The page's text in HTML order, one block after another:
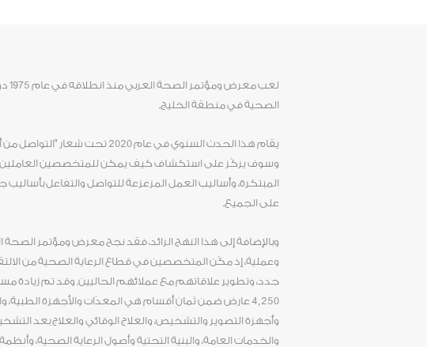
الصحية في منطقة الخليج.
يقام هذا الحدث السنوي في عام 2020
وسوف يركّز على استكشاف كيف يمكن للمتخصصين العاملين
المبتكرة، وأساليب العمل المزعزعة للتواصل والتفاعل
على الجميع.
وبالإضافة إلى هذا النهج الرائد، فقد نجح معرض ومؤتمر
وعملية، إذ مكّن المتخصصين في قطاع الرعاية الصحية من
جدد، وتطوير علاقاتهم مع عملائهم الحاليين. وقد تم زيادة
4,250 عارض ضمن ثمانِ أقسام هي المعدّات والأجهزة
وأجهزة التصوير والتشخيص، والعلاج الوقائي والعلاج بعد
والخدمات العامة، والبنية التحتية وأصول الرعاية الصحية،